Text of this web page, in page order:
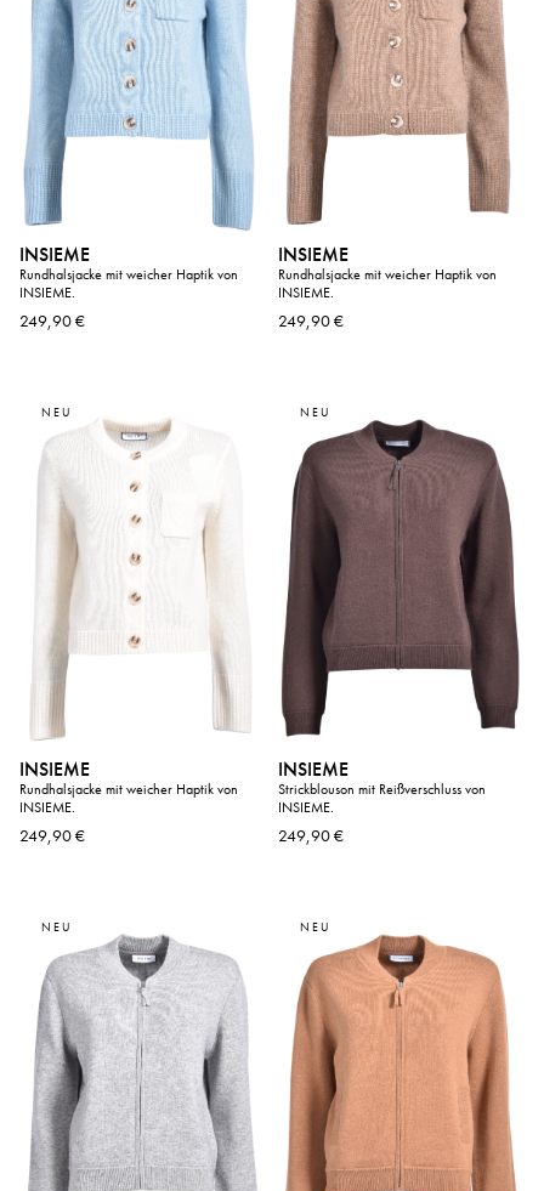
INSIEME
Rundhalsjacke mit weicher Haptik von
INSIEME.
249,90 €
INSIEME
Rundhalsjacke mit weicher Haptik von
INSIEME.
249,90 €
NEU
INSIEME
Rundhalsjacke mit weicher Haptik von
INSIEME.
249,90 €
NEU
INSIEME
Strickblouson mit Reißverschluss von
INSIEME.
249,90 €
NEU NEU